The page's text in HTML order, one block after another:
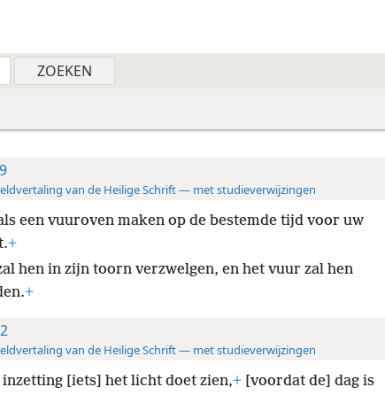
van de Heilige Schrift — met studieverwijzingen
een vuuroven maken op de bestemde tijd voor uw
+
hen in zijn toorn verzwelgen, en het vuur zal hen
+
van de Heilige Schrift — met studieverwijzingen
[iets] het licht doet zien,+[voordat de] dag is